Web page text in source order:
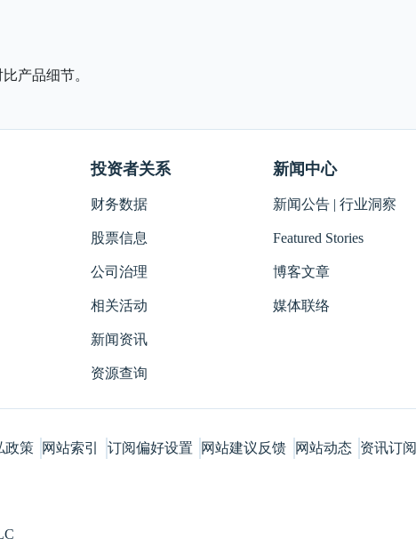
产品细节。
投资者关系
财务数据
股票信息
公司治理
相关活动
新闻资讯
资源查询
新闻中心
新闻公告 | 行业洞察
Featured Stories
博客文章
媒体联络
政策 网站索引 订阅偏好设置 网站建议反馈 网站动态 资讯订阅